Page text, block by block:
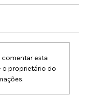
comentar esta
o proprietário do